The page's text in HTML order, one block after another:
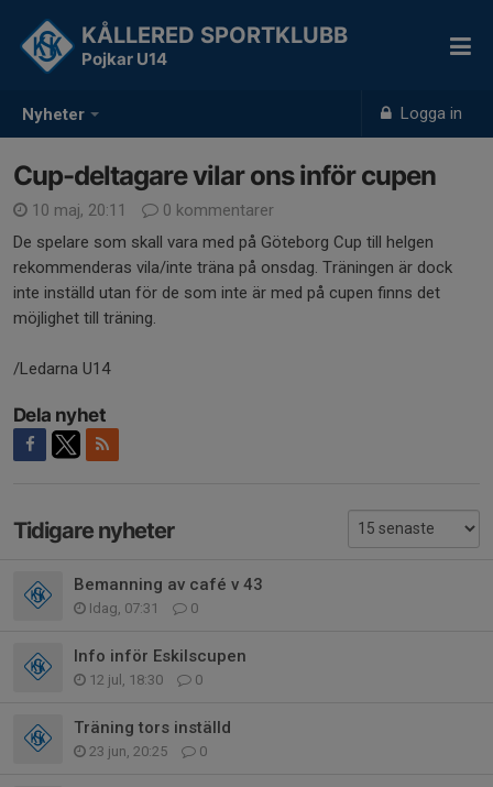
Nyheter Logga in
KÅLLERED SPORTKLUBB
Pojkar U14
Cup-deltagare vilar ons inför cupen
10 maj, 20:11
0 kommentarer
De spelare som skall vara med på Göteborg Cup till helgen
rekommenderas vila/inte träna på onsdag. Träningen är dock
inte inställd utan för de som inte är med på cupen finns det
möjlighet till träning.
/Ledarna U14
Dela nyhet
Tidigare nyheter
Bemanning av café v 43
Idag, 07:31 0
Info inför Eskilscupen
12 jul, 18:30 0
Träning tors inställd
23 jun, 20:25 0